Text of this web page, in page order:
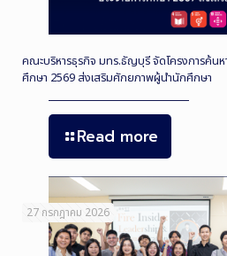
คณะบริหารธุรกิจ มทร.ธัญบุรี จัดโครงการค้น
ศึกษา 2569 ส่งเสริมศักยภาพผู้นำนักศึกษา
Read more
27 กรกฎาคม 2026